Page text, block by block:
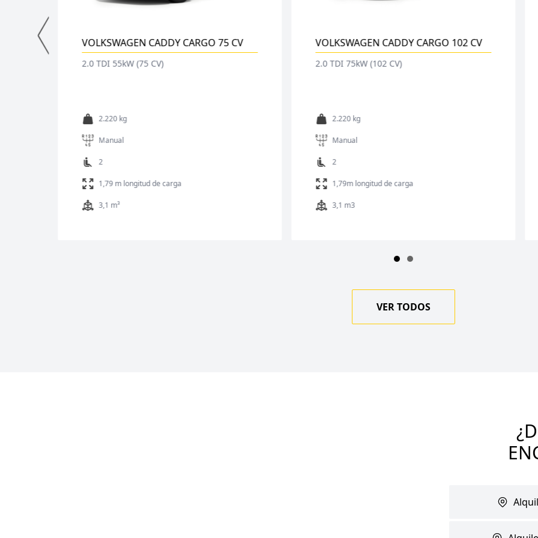
VOLKSWAGEN CADDY CARGO 75 CV
2.0 TDI 55kW (75 CV)
2.220 kg
Manual
2
1,79 m longitud de carga
3,1 m³
VOLKSWAGEN CADDY CARGO 102 CV
2.0 TDI 75kW (102 CV)
2.220 kg
Manual
2
1,79m longitud de carga
3,1 m3
VER TODOS